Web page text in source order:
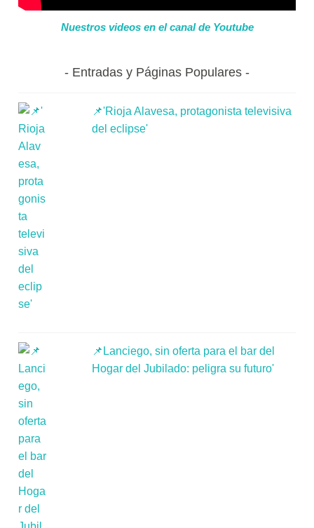
Nuestros videos en el canal de Youtube
Entradas y Páginas Populares
📌'Rioja Alavesa, protagonista televisiva
del eclipse'
📌Lanciego, sin oferta para el bar del
Hogar del Jubilado: peligra su futuro'